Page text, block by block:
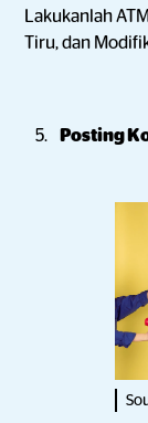
Lakukanlah
Tiru, dan
Posting